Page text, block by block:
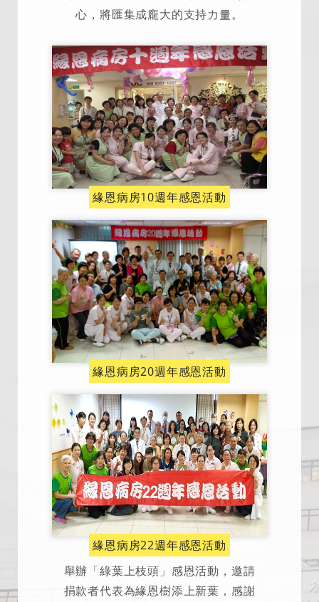
心，將匯集成龐大的支持力量。
緣恩病房10週年感恩活動
緣恩病房20週年感恩活動
緣恩病房22週年感恩活動
舉辦「綠葉上枝頭」感恩活動，邀請
捐款者代表為緣恩樹添上新葉，感謝